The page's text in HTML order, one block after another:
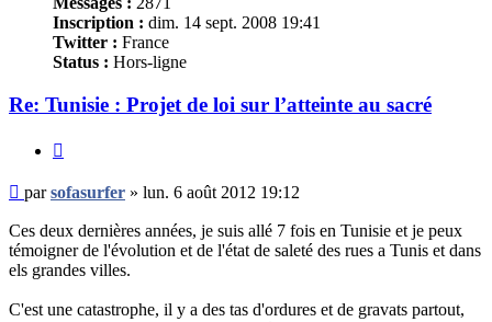
Inscription : dim. 14 sept. 2008 19:41
Twitter : France
Status : Hors-ligne
Re: Tunisie : Projet de loi sur l’atteinte au sacré
Message
non
lu
parsofasurfer » lun. 6 août 2012 19:12
Ces deux dernières années, je suis allé 7 fois en Tunisie et je peux
témoigner de l'évolution et de l'état de saleté des rues a Tunis et dans
els grandes villes.
C'est une catastrophe, il y a des tas d'ordures et de gravats partout,